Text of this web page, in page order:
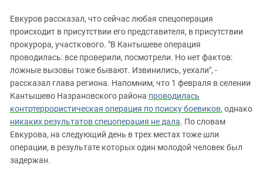
Евкуров рассказал, что сейчас любая спецоперация
происходит в присутствии его представителя, в присутствии
прокурора, участкового. "В Кантышеве операция
проводилась: все проверили, посмотрели. Но нет фактов:
ложные вызовы тоже бывают. Извинились, уехали", -
рассказал глава региона. Напомним, что 1 февраля в селении
Кантышево Назрановского района проводилась
контртеррористическая операция по поиску боевиков, однако
никаких результатов спецоперация не дала. По словам
Евкурова, на следующий день в трех местах тоже шли
операции, в результате которых один молодой человек был
задержан.